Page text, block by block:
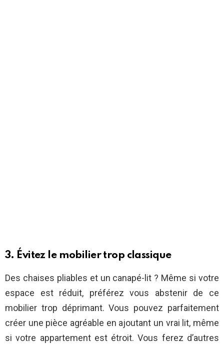
3. Évitez le mobilier trop classique
Des chaises pliables et un canapé-lit ? Même si votre
espace est réduit, préférez vous abstenir de ce
mobilier trop déprimant. Vous pouvez parfaitement
créer une pièce agréable en ajoutant un vrai lit, même
si votre appartement est étroit. Vous ferez d’autres